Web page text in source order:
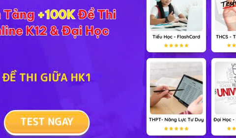
vật sẽ giúp các em tìm hiểu về khái niệm sinh trưởng và
vật